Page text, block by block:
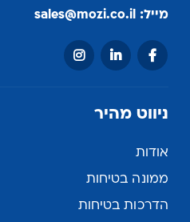
מייל: sales@mozi.co.il
ניווט מהיר
אודות
ממונה בטיחות
הדרכות בטיחות